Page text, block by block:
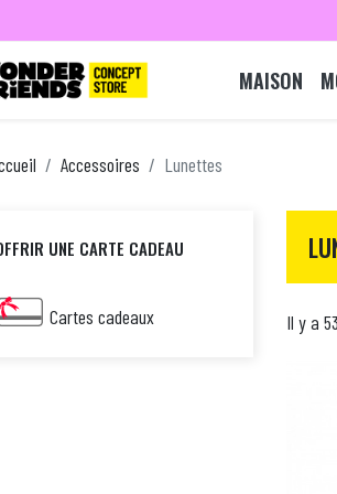
MAISON
Accessoires Lunettes
UNE CARTE CADEAU
Cartes cadeaux Il y a